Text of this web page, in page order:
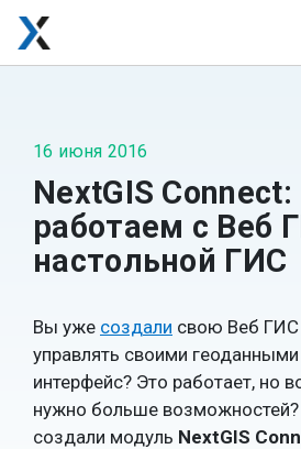
16 июня 2016
NextGIS Connect:
работаем с Веб
настольной ГИС
Вы уже создали свою Веб ГИС
управлять своими
интерфейс? Это работает, но
нужно больше
создали модуль NextGIS